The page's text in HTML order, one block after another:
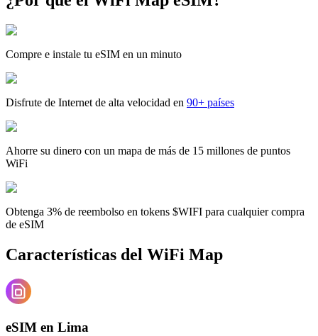
Compre e instale tu eSIM en un minuto
Disfrute de Internet de alta velocidad en 90+ países
Ahorre su dinero con un mapa de más de 15 millones de puntos
WiFi
Obtenga 3% de reembolso en tokens $WIFI para cualquier compra
de eSIM
Características del WiFi Map
eSIM en Lima